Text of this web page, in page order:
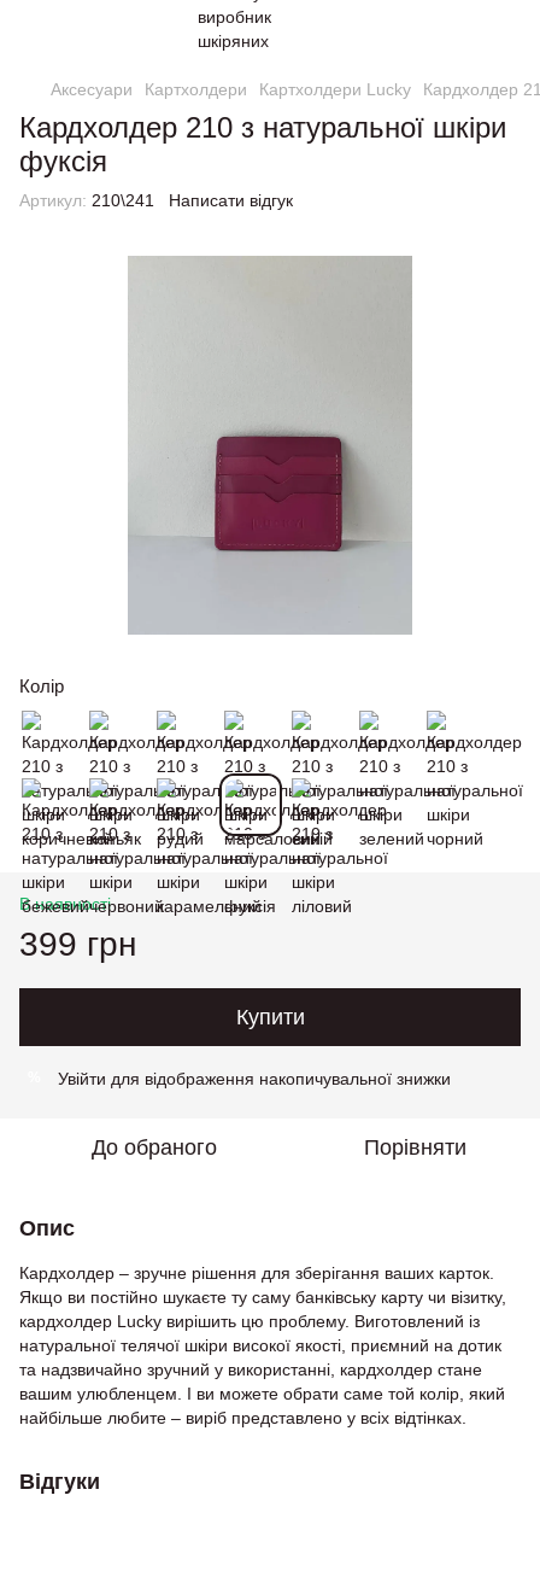
Аксесуари Картхолдери Картхолдери Lucky Кардхолдер
Кардхолдер 210 з натуральної шкіри
фуксія
Артикул: 210\241 Написати відгук
Колір
В наявності
399 грн
Купити
Увійти для відображення накопичувальної знижки
До обраного Порівняти
Опис
Кардхолдер – зручне рішення для зберігання ваших карток.
Якщо ви постійно шукаєте ту саму банківську карту чи візитку,
кардхолдер Lucky вирішить цю проблему. Виготовлений із
натуральної телячої шкіри високої якості, приємний на дотик
та надзвичайно зручний у використанні, кардхолдер стане
вашим улюбленцем. І ви можете обрати саме той колір, який
найбільше любите – виріб представлено у всіх відтінках.
Відгуки